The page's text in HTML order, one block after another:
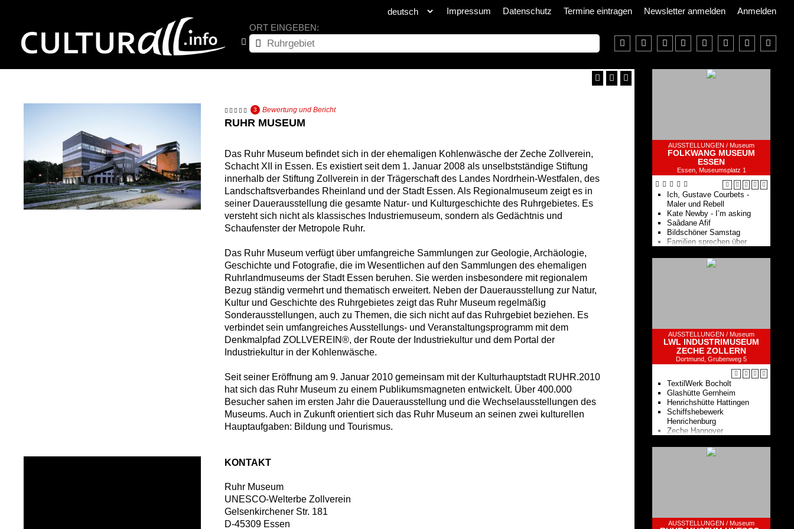
Impressum Datenschutz Termine eintragen Newsletter anmelden
Anmelden
ORT EINGEBEN:
3 Bewertung und Bericht
RUHR MUSEUM
Das Ruhr Museum befindet sich in der ehemaligen Kohlenwäsche der Zeche Zollverein,
Schacht XII in Essen. Es existiert seit dem 1. Januar 2008 als unselbstständige Stiftung
innerhalb der Stiftung Zollverein in der Trägerschaft des Landes Nordrhein-Westfalen, des
Landschaftsverbandes Rheinland und der Stadt Essen. Als Regionalmuseum zeigt es in
seiner Dauerausstellung die gesamte Natur- und Kulturgeschichte des Ruhrgebietes. Es
versteht sich nicht als klassisches Industriemuseum, sondern als Gedächtnis und
Schaufenster der Metropole Ruhr.
Das Ruhr Museum verfügt über umfangreiche Sammlungen zur Geologie, Archäologie,
Geschichte und Fotografie, die im Wesentlichen auf den Sammlungen des ehemaligen
Ruhrlandmuseums der Stadt Essen beruhen. Sie werden insbesondere mit regionalem
Bezug ständig vermehrt und thematisch erweitert. Neben der Dauerausstellung zur Natur,
Kultur und Geschichte des Ruhrgebietes zeigt das Ruhr Museum regelmäßig
Sonderausstellungen, auch zu Themen, die sich nicht auf das Ruhrgebiet beziehen. Es
verbindet sein umfangreiches Ausstellungs- und Veranstaltungsprogramm mit dem
Denkmalpfad ZOLLVEREIN®, der Route der Industriekultur und dem Portal der
Industriekultur in der Kohlenwäsche.
Seit seiner Eröffnung am 9. Januar 2010 gemeinsam mit der Kulturhauptstadt RUHR.2010
hat sich das Ruhr Museum zu einem Publikumsmagneten entwickelt. Über 400.000
Besucher sahen im ersten Jahr die Dauerausstellung und die Wechselausstellungen des
Museums. Auch in Zukunft orientiert sich das Ruhr Museum an seinen zwei kulturellen
Hauptaufgaben: Bildung und Tourismus.
KONTAKT
Ruhr Museum
UNESCO-Welterbe Zollverein
Gelsenkirchener Str. 181
D-45309 Essen
AUSSTELLUNGEN / Museum
FOLKWANG MUSEUM
ESSEN
Essen, Museumsplatz 1
Ich, Gustave Courbets -
Maler und Rebell
Kate Newby - I’m asking
Saâdane Afif
Bildschöner Samstag
Familien sprechen über
Radio Folkwang
Neue Welten - Video-Reihe
AUSSTELLUNGEN / Museum
LWL INDUSTRIMUSEUM
ZECHE ZOLLERN
Dortmund, Grubenweg 5
TextilWerk Bocholt
Glashütte Gernheim
Henrichshütte Hattingen
Schiffshebewerk
Henrichenburg
Zeche Hannover
Zeche Zollern
Ziegeleimuseum Lage
AUSSTELLUNGEN / Museum